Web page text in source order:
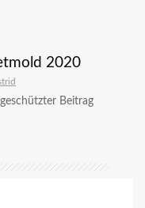
2020
Beitrag